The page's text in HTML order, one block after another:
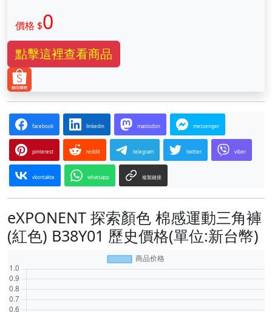
價格 $0
點擊這裡查看商品
facebook linkedin mastodon messenger
pinterest reddit telegram twitter viber
vkontakte whatsapp 複製鏈接
eXPONENT 探索顏色 棉感運動三角褲
(紅色) B38Y01 歷史價格(單位:新台幣)